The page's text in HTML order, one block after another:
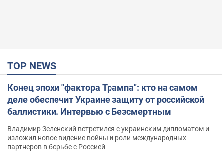
TOP NEWS
Конец эпохи "фактора Трампа": кто на самом
деле обеспечит Украине защиту от российской
баллистики. Интервью с Безсмертным
Владимир Зеленский встретился с украинским дипломатом и
изложил новое видение войны и роли международных
партнеров в борьбе с Россией